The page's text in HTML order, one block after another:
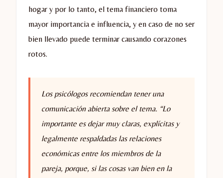
hogar y por lo tanto, el tema financiero toma
mayor importancia e influencia, y en caso de no ser
bien llevado puede terminar causando corazones
rotos.
Los psicólogos recomiendan tener una
comunicación abierta sobre el tema. “Lo
importante es dejar muy claras, explícitas y
legalmente respaldadas las relaciones
económicas entre los miembros de la
pareja, porque, si las cosas van bien en la